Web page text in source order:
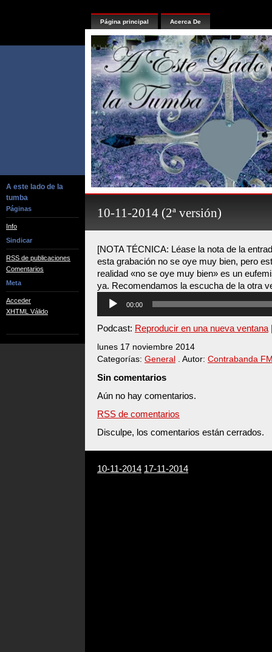
A este lado de la
tumba
Páginas
Info
Sindicar
RSS de publicaciones
Comentarios
Meta
Acceder
XHTML Válido
Página principal Acerca De
10-11-2014 (2ª versión)
[NOTA TÉCNICA: Léase la nota de la
esta grabación no se oye muy bien, pero
realidad «no se oye muy bien» es un
ya. Recomendamos la escucha de la otra
Reproductor
audio
00:00
Podcast: Reproducir en una nueva ventana
lunes 17 noviembre 2014
Categorías: General . Autor: Contrabanda
Sin comentarios
Aún no hay comentarios.
RSS de comentarios
Disculpe, los comentarios están cerrados.
10-11-2014 17-11-2014